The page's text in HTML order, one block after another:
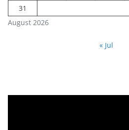
August 2026
31
« Jul